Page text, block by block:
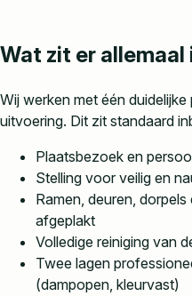
Wat zit er
Wij werken met één
uitvoering. Dit zit standaard
Plaatsbezoek en
Stelling voor veilig en
Ramen, deuren,
afgeplakt
Volledige reiniging van
Twee lagen
(dampopen, kleurvast)